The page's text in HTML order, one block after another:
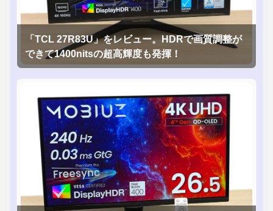
「TCL 27R83U」をレビュー。HDRで画質調整が
できて1400nitsの超高輝度も発揮！